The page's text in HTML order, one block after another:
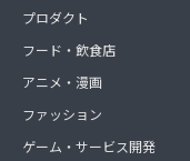
プロダクト
フード・飲食店
アニメ・漫画
ファッション
ゲーム・サービス開発